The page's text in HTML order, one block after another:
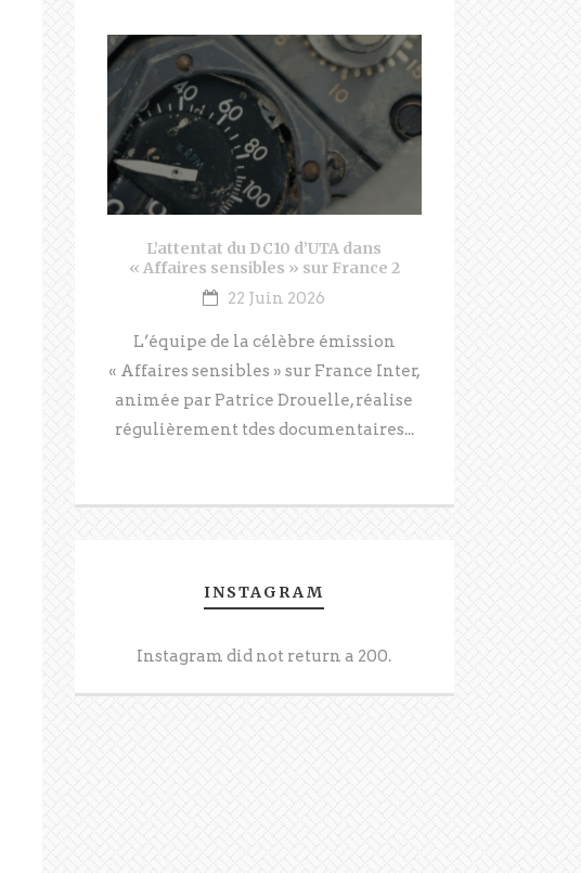
L’attentat du DC10 d’UTA dans
« Affaires sensibles » sur France 2
22 Juin 2026
L’équipe de la célèbre émission
« Affaires sensibles » sur France Inter,
animée par Patrice Drouelle, réalise
régulièrement tdes documentaires...
INSTAGRAM
Instagram did not return a 200.